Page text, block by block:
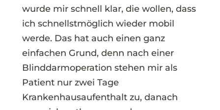
wurde mir schnell klar, die wollen, dass
ich schnellstmöglich wieder mobil
werde. Das hat auch einen ganz
einfachen Grund, denn nach einer
Blinddarmoperation stehen mir als
Patient nur zwei Tage
Krankenhausaufenthalt zu, danach